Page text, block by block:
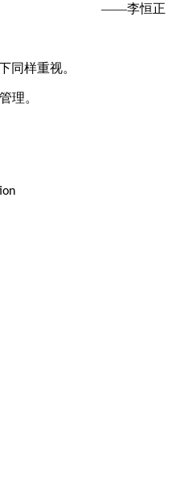
——李恒正
同样重视。
理。